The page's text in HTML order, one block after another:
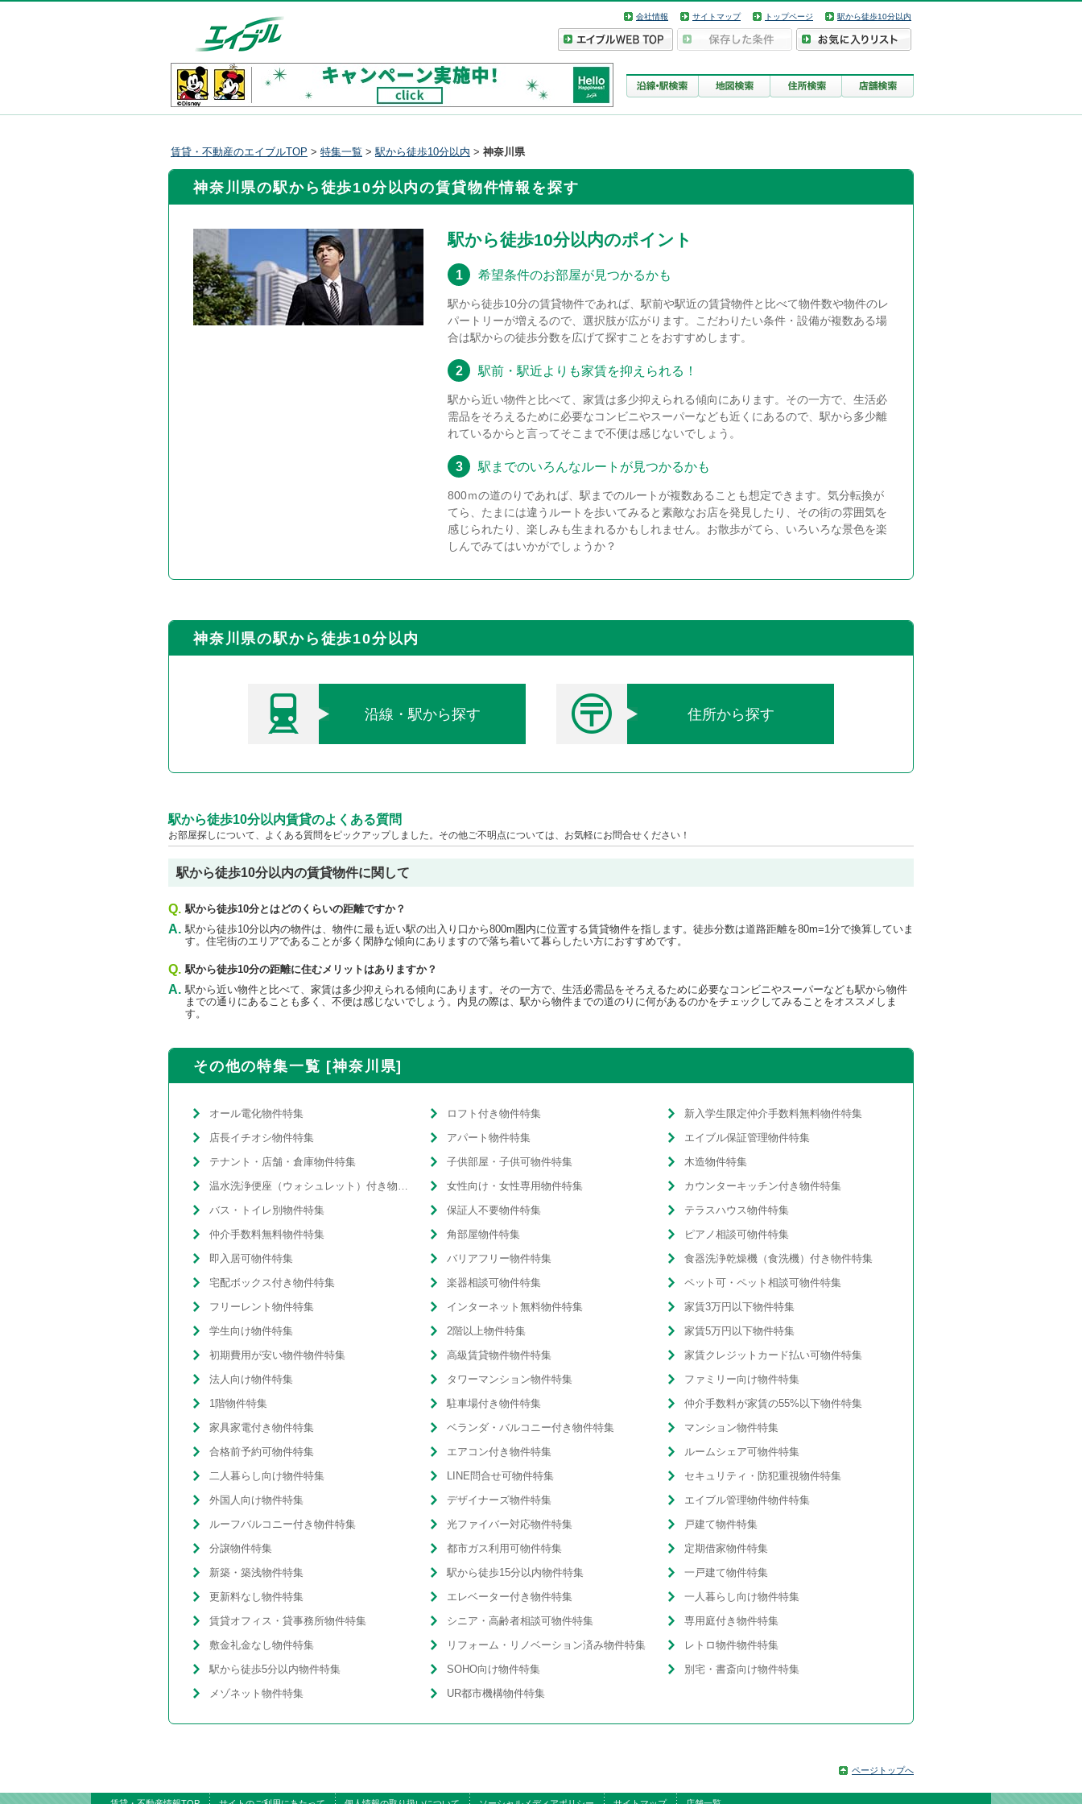
会社情報 サイトマップ トップページ 駅から徒歩10分以内
賃貸・不動産のエイブルTOP > 特集一覧 >駅から徒歩10分以内 > 神奈川県
神奈川県の駅から徒歩10分以内の賃貸物件情報を探す
駅から徒歩10分以内のポイント
1 希望条件のお部屋が見つかるかも
駅から徒歩10分の賃貸物件であれば、駅前や駅近の賃貸物件と比べて物件数や物件のレ
パートリーが増えるので、選択肢が広がります。こだわりたい条件・設備が複数ある場
合は駅からの徒歩分数を広げて探すことをおすすめします。
2 駅前・駅近よりも家賃を抑えられる！
駅から近い物件と比べて、家賃は多少抑えられる傾向にあります。その一方で、生活必
需品をそろえるために必要なコンビニやスーパーなども近くにあるので、駅から多少離
れているからと言ってそこまで不便は感じないでしょう。
3 駅までのいろんなルートが見つかるかも
800ｍの道のりであれば、駅までのルートが複数あることも想定できます。気分転換が
てら、たまには違うルートを歩いてみると素敵なお店を発見したり、その街の雰囲気を
感じられたり、楽しみも生まれるかもしれません。お散歩がてら、いろいろな景色を楽
しんでみてはいかがでしょうか？
神奈川県の駅から徒歩10分以内
沿線・駅から探す 住所から探す
駅から徒歩10分以内賃貸のよくある質問
お部屋探しについて、よくある質問をピックアップしました。その他ご不明点については、お気軽にお問合せください！
駅から徒歩10分以内の賃貸物件に関して
Q. 駅から徒歩10分とはどのくらいの距離ですか？
A. 駅から徒歩10分以内の物件は、物件に最も近い駅の出入り口から800m圏内に位置する賃貸物件を指します。徒歩分数は道路距離を80m=1分で換算していま
す。住宅街のエリアであることが多く閑静な傾向にありますので落ち着いて暮らしたい方におすすめです。
Q. 駅から徒歩10分の距離に住むメリットはありますか？
A. 駅から近い物件と比べて、家賃は多少抑えられる傾向にあります。その一方で、生活必需品をそろえるために必要なコンビニやスーパーなども駅から物件
までの通りにあることも多く、不便は感じないでしょう。内見の際は、駅から物件までの道のりに何があるのかをチェックしてみることをオススメしま
す。
その他の特集一覧 [神奈川県]
オール電化物件特集 ロフト付き物件特集
新入学生限定仲介手数料無料物件特集
店長イチオシ物件特集
アパート物件特集
エイブル保証管理物件特集
テナント・店舗・倉庫物件特集
子供部屋・子供可物件特集
木造物件特集
温水洗浄便座（ウォシュレット）付き物件特集
女性向け・女性専用物件特集
カウンターキッチン付き物件特集
バス・トイレ別物件特集
保証人不要物件特集
テラスハウス物件特集
仲介手数料無料物件特集
角部屋物件特集
ピアノ相談可物件特集
即入居可物件特集
バリアフリー物件特集
食器洗浄乾燥機（食洗機）付き物件特集
宅配ボックス付き物件特集
楽器相談可物件特集
ペット可・ペット相談可物件特集
フリーレント物件特集
インターネット無料物件特集
家賃3万円以下物件特集
学生向け物件特集
2階以上物件特集
家賃5万円以下物件特集
初期費用が安い物件物件特集
高級賃貸物件物件特集
家賃クレジットカード払い可物件特集
法人向け物件特集
タワーマンション物件特集
ファミリー向け物件特集
1階物件特集
駐車場付き物件特集
仲介手数料が家賃の55%以下物件特集
家具家電付き物件特集
ベランダ・バルコニー付き物件特集
マンション物件特集
合格前予約可物件特集
エアコン付き物件特集
ルームシェア可物件特集
二人暮らし向け物件特集
LINE問合せ可物件特集
セキュリティ・防犯重視物件特集
外国人向け物件特集
デザイナーズ物件特集
エイブル管理物件物件特集
ルーフバルコニー付き物件特集
光ファイバー対応物件特集
戸建て物件特集
分譲物件特集
都市ガス利用可物件特集
定期借家物件特集
新築・築浅物件特集
駅から徒歩15分以内物件特集
一戸建て物件特集
更新料なし物件特集
エレベーター付き物件特集
一人暮らし向け物件特集
賃貸オフィス・貸事務所物件特集
シニア・高齢者相談可物件特集
専用庭付き物件特集
敷金礼金なし物件特集
リフォーム・リノベーション済み物件特集
レトロ物件物件特集
駅から徒歩5分以内物件特集
SOHO向け物件特集
別宅・書斎向け物件特集
メゾネット物件特集
UR都市機構物件特集
ページトップへ